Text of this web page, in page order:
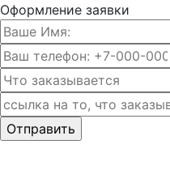
Оформление заявки